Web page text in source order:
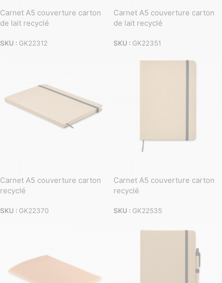
Carnet A5 couverture carton
de lait recyclé
SKU : GK22312
Carnet A5 couverture carton
de lait recyclé
SKU : GK22351
Carnet A5 couverture carton
recyclé
SKU : GK22370
Carnet A5 couverture carton
recyclé
SKU : GK22535